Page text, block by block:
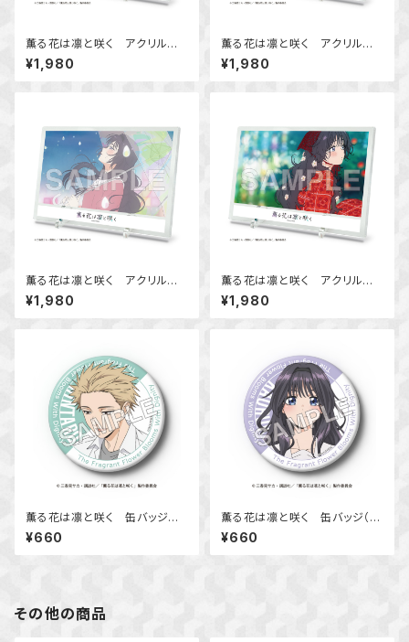
薫る花は凛と咲く アクリルビ
ジュアルボード Ver.A
¥1,980
薫る花は凛と咲く アクリルビ
ジュアルボード Ver.B
¥1,980
薫る花は凛と咲く アクリルビ
ジュアルボード Ver.C
¥1,980
薫る花は凛と咲く アクリルビ
ジュアルボード Ver.D
¥1,980
薫る花は凛と咲く 缶バッジ
（紬 凛太郎）
¥660
薫る花は凛と咲く 缶バッジ（和
栗 薫子）
¥660
その他の商品